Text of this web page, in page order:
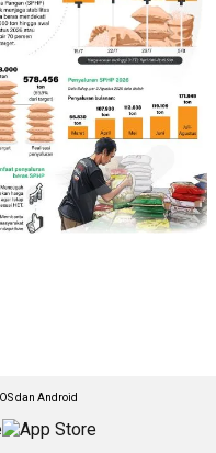
dan Android